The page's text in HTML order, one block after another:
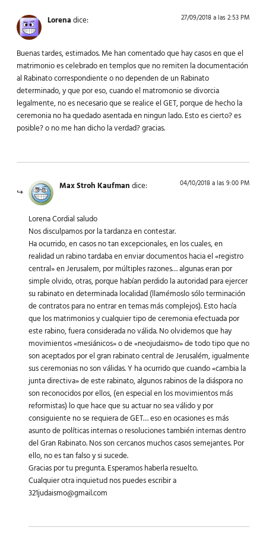
Lorena dice: 27/09/2018 a las 2:53 PM
Buenas tardes, estimados. Me han comentado que hay casos en que el
matrimonio es celebrado en templos que no remiten la documentación
al Rabinato correspondiente o no dependen de un Rabinato
determinado, y que por eso, cuando el matromonio se divorcia
legalmente, no es necesario que se realice el GET, porque de hecho la
ceremonia no ha quedado asentada en ningun lado. Esto es cierto? es
posible? o no me han dicho la verdad? gracias.
Max Stroh Kaufman dice: 04/10/2018 a las 9:00 PM
Lorena Cordial saludo
Nos disculpamos por la tardanza en contestar.
Ha ocurrido, en casos no tan excepcionales, en los cuales, en
realidad un rabino tardaba en enviar documentos hacia el «registro
central» en Jerusalem, por múltiples razones… algunas eran por
simple olvido, otras, porque habían perdido la autoridad para ejercer
su rabinato en determinada localidad (llamémoslo sólo terminación
de contratos para no entrar en temas más complejos). Esto hacía
que los matrimonios y cualquier tipo de ceremonia efectuada por
este rabino, fuera considerada no válida. No olvidemos que hay
movimientos «mesiánicos» o de «neojudaismo» de todo tipo que no
son aceptados por el gran rabinato central de Jerusalém, igualmente
sus ceremonias no son válidas. Y ha ocurrido que cuando «cambia la
junta directiva» de este rabinato, algunos rabinos de la diáspora no
son reconocidos por ellos, (en especial en los movimientos más
reformistas) lo que hace que su actuar no sea válido y por
consiguiente no se requiera de GET… eso en ocasiones es más
asunto de políticas internas o resoluciones también internas dentro
del Gran Rabinato. Nos son cercanos muchos casos semejantes. Por
ello, no es tan falso y si sucede.
Gracias por tu pregunta. Esperamos haberla resuelto.
Cualquier otra inquietud nos puedes escribir a
321judaismo@gmail.com